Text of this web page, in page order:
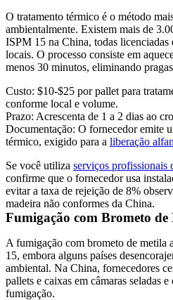
O tratamento térmico é o método
ambientalmente. Existem mais de
ISPM 15 na China, todas licenciadas
locais. O processo consiste em
menos 30 minutos, eliminando
Custo: $10-$25 por pallet para
conforme local e volume.
Prazo: Acrescenta de 1 a 2 dias ao
Documentação: O fornecedor emite
térmico, exigido para a liberação
Se você utiliza serviços profissionais
confirme que o fornecedor usa
evitar a taxa de rejeição de 8%
madeira não conformes da China.
Fumigação com Brometo
A fumigação com brometo de metila
15, embora alguns países
ambiental. Na China, fornecedores
pallets e caixas em câmaras seladas
fumigação.